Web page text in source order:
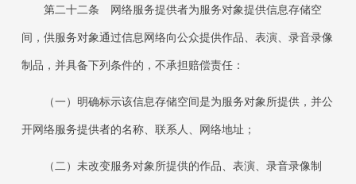
第二十二条 网络服务提供者为服务对象提供信息存储空
间，供服务对象通过信息网络向公众提供作品、表演、录音录像
制品，并具备下列条件的，不承担赔偿责任：
（一）明确标示该信息存储空间是为服务对象所提供，并公
开网络服务提供者的名称、联系人、网络地址；
（二）未改变服务对象所提供的作品、表演、录音录像制